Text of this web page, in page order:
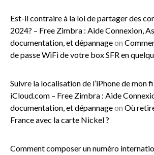
Est-il contraire à la loi de partager des
2024? – Free Zimbra : Aide Connexion,
documentation, et dépannageon
de passe WiFi de votre box SFR en
Suivre la localisation de l’iPhone de mon
iCloud.com – Free Zimbra : Aide
documentation, et dépannageon Où
France avec la carte Nickel ?
Comment composer un numéro